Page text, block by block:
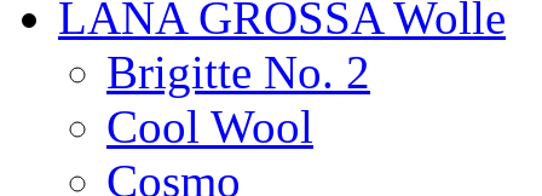
LANA GROSSA Wolle
Brigitte No. 2
Cool Wool
Cosmo